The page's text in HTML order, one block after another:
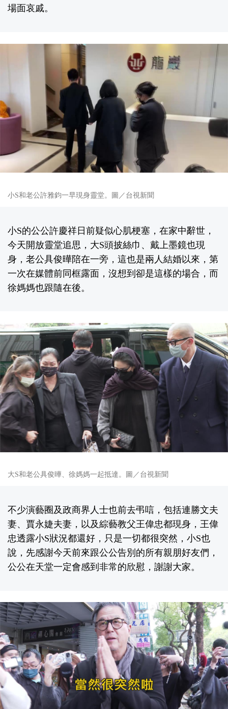
場面哀戚。
小S和老公許雅鈞一早現身靈堂。圖／台視新聞
小S的公公許慶祥日前疑似心肌梗塞，在家中辭世，
今天開放靈堂追思，大S頭披絲巾、戴上墨鏡也現
身，老公具俊曄陪在一旁，這也是兩人結婚以來，第
一次在媒體前同框露面，沒想到卻是這樣的場合，而
徐媽媽也跟隨在後。
大S和老公具俊曄、徐媽媽一起抵達。圖／台視新聞
不少演藝圈及政商界人士也前去弔唁，包括連勝文夫
妻、賈永婕夫妻，以及綜藝教父王偉忠都現身，王偉
忠透露小S狀況都還好，只是一切都很突然，小S也
說，先感謝今天前來跟公公告別的所有親朋好友們，
公公在天堂一定會感到非常的欣慰，謝謝大家。